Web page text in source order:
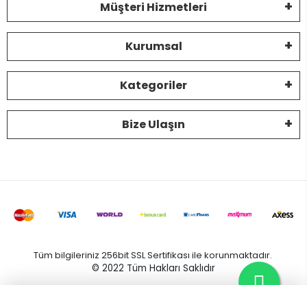
Müşteri Hizmetleri
Kurumsal
Kategoriler
Bize Ulaşın
Tüm bilgileriniz 256bit SSL Sertifikası ile korunmaktadır.
© 2022 Tüm Hakları Saklıdır